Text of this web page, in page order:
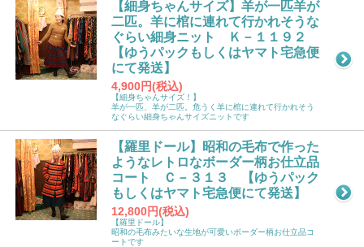
【細身ちゃんサイズ】羊が一匹羊が
二匹。羊に棺に連れて行かれそうな
ぐらい細身ニット Ｋ－１１９２
【ゆうパックもしくはヤマト宅急便
にて発送】
4,900円(税込)
【細身ちゃんサイズ！】
羊が一匹、羊が二匹。危うく羊に棺に連れて行かれそう
なぐらい細身ちゃんサイズニットです
【羅里ドール】昭和の毛布で作った
ようなレトロなボーダー柄お仕立品
コート Ｃ－３１３ 【ゆうパック
もしくはヤマト宅急便にて発送】
12,800円(税込)
【羅里ドール】
昭和の毛布みたいな生地が可愛いボーダー柄お仕立品コ
ートです